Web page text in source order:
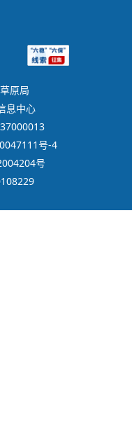
原局
息中心
号-4
号